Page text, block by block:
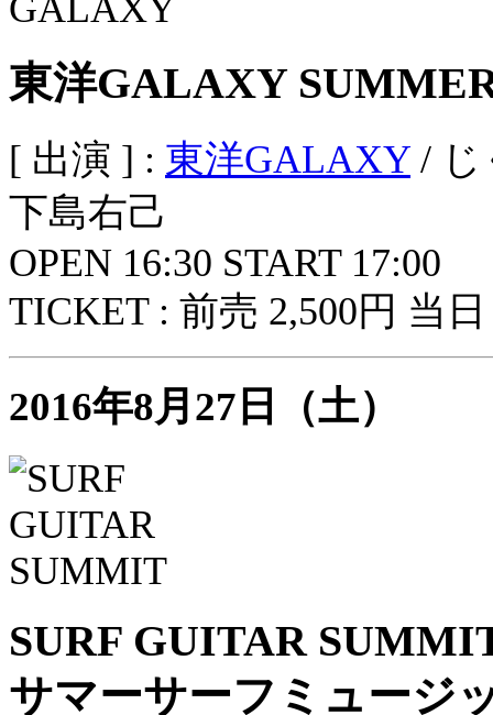
東洋GALAXY
[ 出演 ] : 東洋GALAXY / じ
下島右己
OPEN 16:30 START 17:00
TICKET : 前売 2,500円 当
2016年8月27日（土）
SURF GUITAR
サマーサーフミュージ